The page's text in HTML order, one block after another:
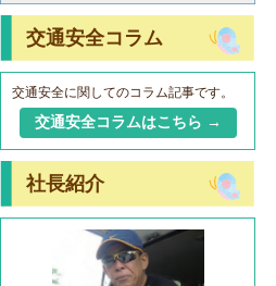
交通安全コラム
交通安全に関してのコラム記事です。
交通安全コラムはこちら →
社長紹介